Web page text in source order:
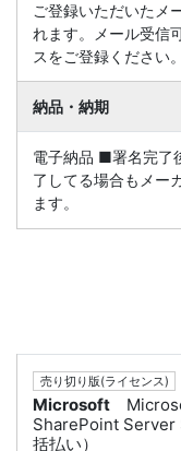
ご登録いただいたメ
れます。メール受信
スをご登録ください
納品・納期
電子納品 ■署名完了
了してる場合もメー
ます。
売り切り版(ライセンス)
Microsoft
SharePoint Server
括払い）